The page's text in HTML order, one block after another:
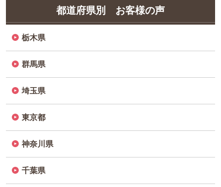
都道府県別 お客様の声
栃木県
群馬県
埼玉県
東京都
神奈川県
千葉県